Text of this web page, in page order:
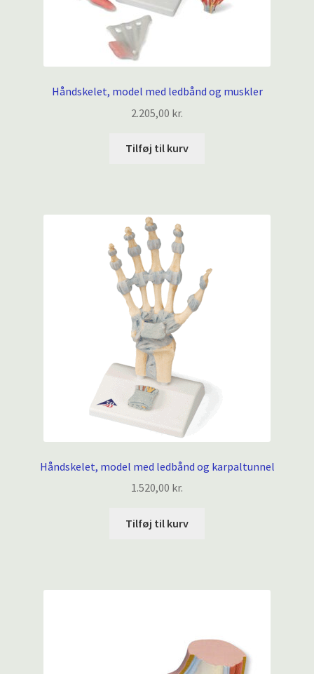
Håndskelet, model med ledbånd og muskler
2.205,00 kr.
Tilføj til kurv
Håndskelet, model med ledbånd og karpaltunnel
1.520,00 kr.
Tilføj til kurv